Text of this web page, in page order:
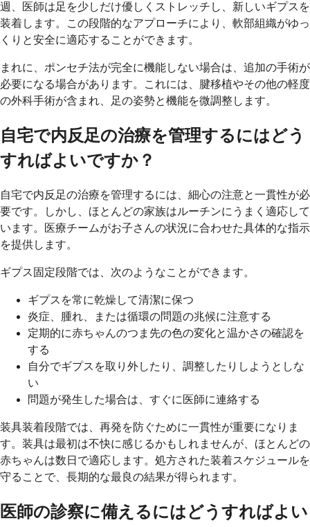
週、医師は足を少しだけ優しくストレッチし、新しいギプスを
装着します。この段階的なアプローチにより、軟部組織がゆっ
くりと安全に適応することができます。
まれに、ポンセチ法が完全に機能しない場合は、追加の手術が
必要になる場合があります。これには、腱移植やその他の軽度
の外科手術が含まれ、足の姿勢と機能を微調整します。
自宅で内反足の治療を管理するにはどう
すればよいですか？
自宅で内反足の治療を管理するには、細心の注意と一貫性が必
要です。しかし、ほとんどの家族はルーチンにうまく適応して
います。医療チームがお子さんの状況に合わせた具体的な指示
を提供します。
ギプス固定段階では、次のようなことができます。
ギプスを常に乾燥して清潔に保つ
炎症、腫れ、または循環の問題の兆候に注意する
定期的に赤ちゃんのつま先の色の変化と温かさの確認を
する
自分でギプスを取り外したり、調整したりしようとしな
い
問題が発生した場合は、すぐに医師に連絡する
装具装着段階では、再発を防ぐために一貫性が重要になりま
す。装具は最初は不快に感じるかもしれませんが、ほとんどの
赤ちゃんは数日で適応します。処方された装着スケジュールを
守ることで、長期的な最良の結果が得られます。
医師の診察に備えるにはどうすればよい